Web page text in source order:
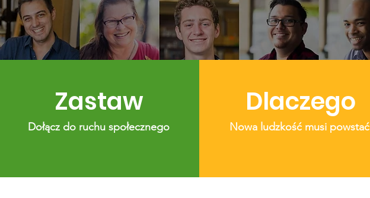
Zastaw
Dołącz do ruchu społecznego
Dlaczego
Nowa ludzkość musi powstać